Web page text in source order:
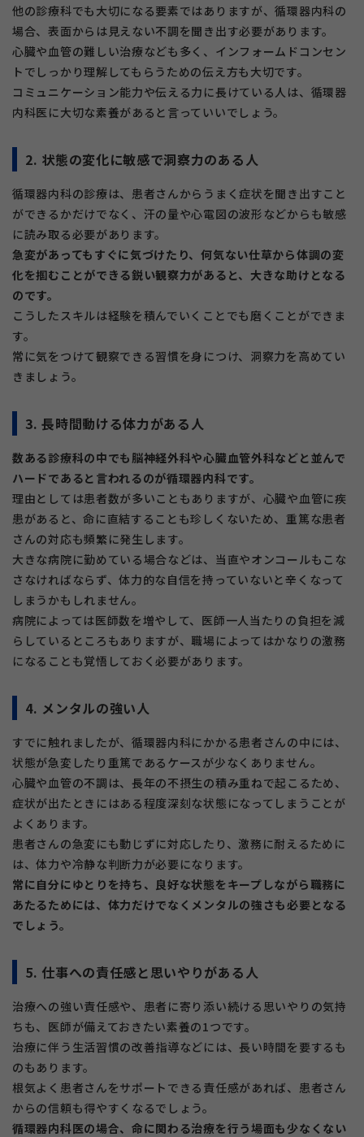
他の診療科でも大切になる要素ではありますが、循環器内科の
場合、表面からは見えない不調を聞き出す必要があります。
心臓や血管の難しい治療なども多く、インフォームドコンセン
トでしっかり理解してもらうための伝え方も大切です。
コミュニケーション能力や伝える力に長けている人は、循環器
内科医に大切な素養があると言っていいでしょう。
2. 状態の変化に敏感で洞察力のある人
循環器内科の診療は、患者さんからうまく症状を聞き出すこと
ができるかだけでなく、汗の量や心電図の波形などからも敏感
に読み取る必要があります。
急変があってもすぐに気づけたり、何気ない仕草から体調の変
化を掴むことができる鋭い観察力があると、大きな助けとなる
のです。
こうしたスキルは経験を積んでいくことでも磨くことができま
す。
常に気をつけて観察できる習慣を身につけ、洞察力を高めてい
きましょう。
3. 長時間動ける体力がある人
数ある診療科の中でも脳神経外科や心臓血管外科などと並んで
ハードであると言われるのが循環器内科です。
理由としては患者数が多いこともありますが、心臓や血管に疾
患があると、命に直結することも珍しくないため、重篤な患者
さんの対応も頻繁に発生します。
大きな病院に勤めている場合などは、当直やオンコールもこな
さなければならず、体力的な自信を持っていないと辛くなって
しまうかもしれません。
病院によっては医師数を増やして、医師一人当たりの負担を減
らしているところもありますが、職場によってはかなりの激務
になることも覚悟しておく必要があります。
4. メンタルの強い人
すでに触れましたが、循環器内科にかかる患者さんの中には、
状態が急変したり重篤であるケースが少なくありません。
心臓や血管の不調は、長年の不摂生の積み重ねで起こるため、
症状が出たときにはある程度深刻な状態になってしまうことが
よくあります。
患者さんの急変にも動じずに対応したり、激務に耐えるために
は、体力や冷静な判断力が必要になります。
常に自分にゆとりを持ち、良好な状態をキープしながら職務に
あたるためには、体力だけでなくメンタルの強さも必要となる
でしょう。
5. 仕事への責任感と思いやりがある人
治療への強い責任感や、患者に寄り添い続ける思いやりの気持
ちも、医師が備えておきたい素養の1つです。
治療に伴う生活習慣の改善指導などには、長い時間を要するも
のもあります。
根気よく患者さんをサポートできる責任感があれば、患者さん
からの信頼も得やすくなるでしょう。
循環器内科医の場合、命に関わる治療を行う場面も少なくない